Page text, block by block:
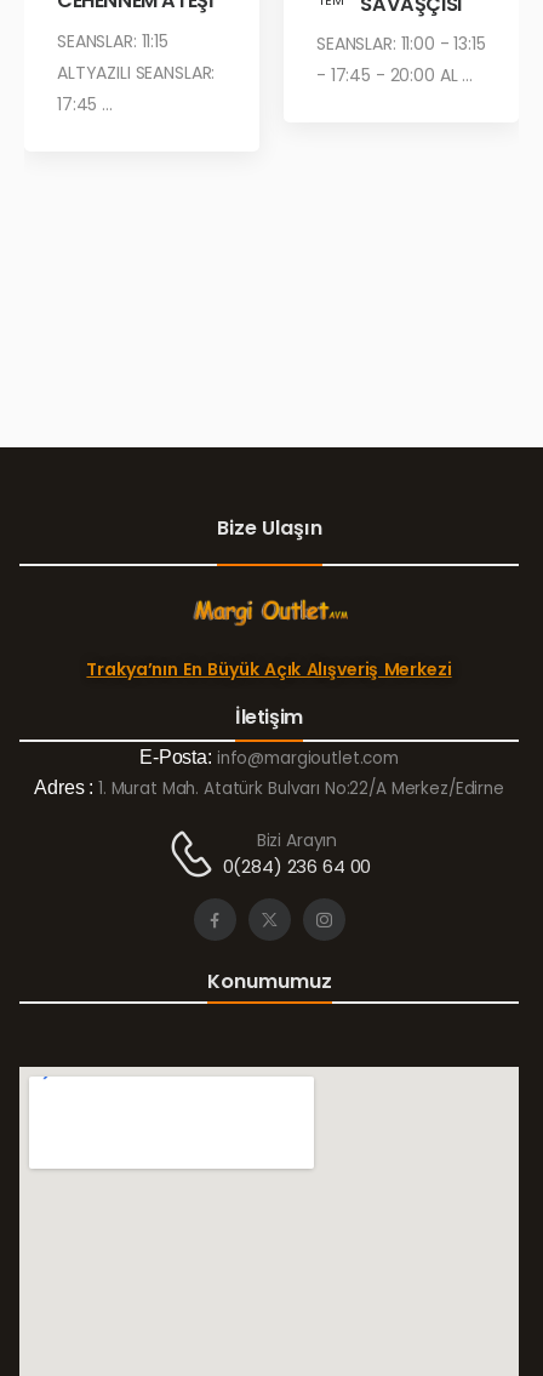
SEANSLAR: 11:15
ALTYAZILI SEANSLAR:
17:45 ...
SEANSLAR: 11:00 - 13:15
- 17:45 - 20:00 AL ...
Bize Ulaşın
Trakya’nın En Büyük Açık Alışveriş Merkezi
İletişim
E-Posta: info@margioutlet.com
Adres : 1. Murat Mah. Atatürk Bulvarı No:22/A Merkez/Edirne
Bizi Arayın
0(284) 236 64 00
Konumumuz